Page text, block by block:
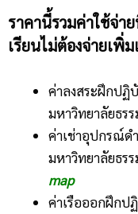
ราคานี้รวมค่าใช้จ่า
เรียนไม่ต้องจ่ายเพิ่
ค่าลงสระฝึกปฏิ
มหาวิทยาลัยธร
ค่าเช่าอุปกรณ์ด
มหาวิทยาลัยธร
map
ค่าเรือออกฝึกป